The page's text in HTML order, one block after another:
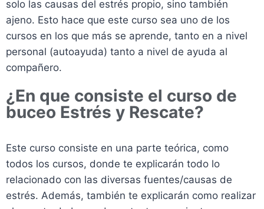
solo las causas del estrés propio, sino también
ajeno. Esto hace que este curso sea uno de los
cursos en los que más se aprende, tanto en a nivel
personal (autoayuda) tanto a nivel de ayuda al
compañero.
¿En que consiste el curso de
buceo Estrés y Rescate?
Este curso consiste en una parte teórica, como
todos los cursos, donde te explicarán todo lo
relacionado con las diversas fuentes/causas de
estrés. Además, también te explicarán como realizar